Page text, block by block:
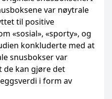
var nøytrale
til positive
«sosial», «sporty», og
konkluderte med at
snusbokser var
de kan gjøre det
i form av